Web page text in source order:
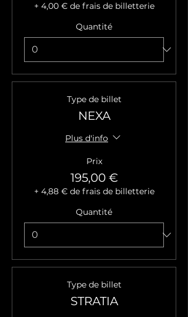
+ 4,00 € de frais de billetterie
Quantité
Type de billet
NEXA
Plus d'info
Prix
195,00 €
+ 4,88 € de frais de billetterie
Quantité
Type de billet
STRATIA